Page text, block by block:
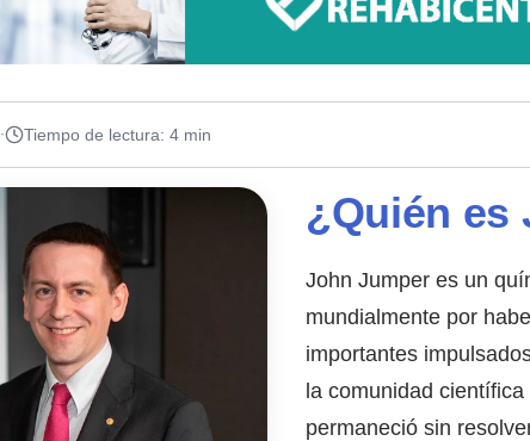
· Tiempo de lectura: 4 min
¿Quién es
John Jumper es un
mundialmente por
importantes
la comunidad
permaneció sin